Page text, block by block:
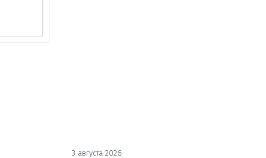
3 августа 2026